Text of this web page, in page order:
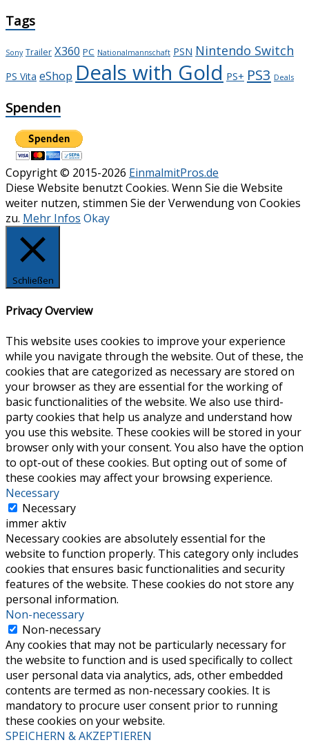
Tags
Sony Trailer X360 PC Nationalmannschaft PSN Nintendo Switch
PS Vita eShop Deals with Gold PS+ PS3 Deals
Spenden
Copyright © 2015-2026 EinmalmitPros.de
Diese Website benutzt Cookies. Wenn Sie die Website
weiter nutzen, stimmen Sie der Verwendung von Cookies
zu. Mehr Infos Okay
Schließen
Privacy Overview
This website uses cookies to improve your experience
while you navigate through the website. Out of these, the
cookies that are categorized as necessary are stored on
your browser as they are essential for the working of
basic functionalities of the website. We also use third-
party cookies that help us analyze and understand how
you use this website. These cookies will be stored in your
browser only with your consent. You also have the option
to opt-out of these cookies. But opting out of some of
these cookies may affect your browsing experience.
Necessary
Necessary
immer aktiv
Necessary cookies are absolutely essential for the
website to function properly. This category only includes
cookies that ensures basic functionalities and security
features of the website. These cookies do not store any
personal information.
Non-necessary
Non-necessary
Any cookies that may not be particularly necessary for
the website to function and is used specifically to collect
user personal data via analytics, ads, other embedded
contents are termed as non-necessary cookies. It is
mandatory to procure user consent prior to running
these cookies on your website.
SPEICHERN & AKZEPTIEREN